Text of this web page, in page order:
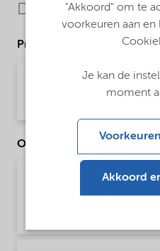
Downloads
Product Data Sheets
PDS Witbreak DPG
Other Documents
Brochure Oilfield
Global (English)
"Akkoord" om te
voorkeuren aan en
Je kan de
moment
Akkoord